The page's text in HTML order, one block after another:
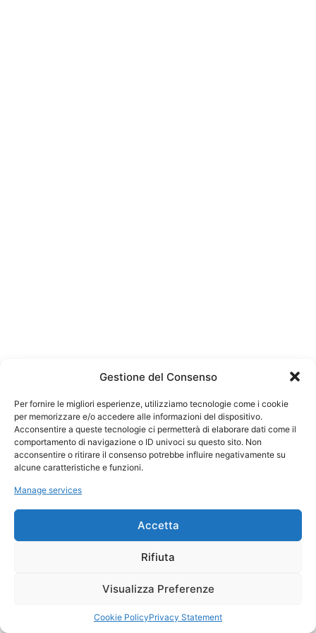
Gestione del Consenso
Per fornire le migliori esperienze, utilizziamo tecnologie come i cookie
per memorizzare e/o accedere alle informazioni del dispositivo.
Acconsentire a queste tecnologie ci permetterà di elaborare dati come il
comportamento di navigazione o ID univoci su questo sito. Non
acconsentire o ritirare il consenso potrebbe influire negativamente su
alcune caratteristiche e funzioni.
Manage services
Accetta
Rifiuta
Visualizza Preferenze
Cookie PolicyPrivacy Statement